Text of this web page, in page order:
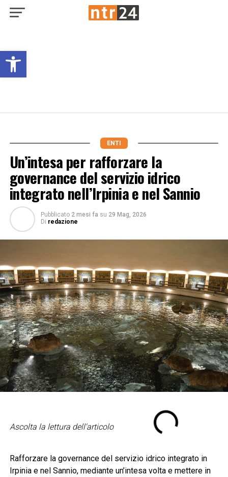
Open toolbar
ENTI
Un’intesa per rafforzare la
governance del servizio idrico
integrato nell’Irpinia e nel Sannio
Pubblicato 2 mesi fa su 29 Mag, 2026
Di redazione
Ascolta la lettura dell'articolo
Rafforzare la governance del servizio idrico integrato in
Irpinia e nel Sannio, mediante un’intesa volta e mettere in